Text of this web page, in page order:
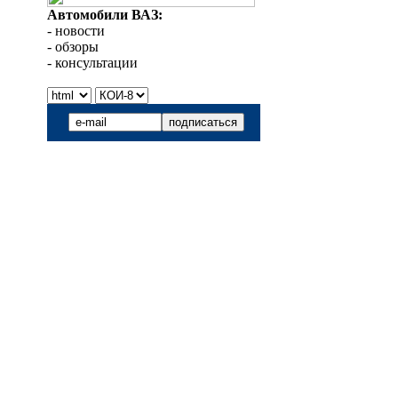
Автомобили ВАЗ:
- новости
- обзоры
- консультации